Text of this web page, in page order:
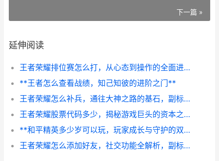
下一篇 »
延伸阅读
王者荣耀排位赛怎么打，从心态到操作的全面进阶指南
**王者怎么查看战绩，知己知彼的进阶之门**
王者荣耀怎么补兵，通往大神之路的基石，副标题，小兵经济里隐藏的制胜哲学
王者荣耀股票代码多少，揭秘游戏巨头的资本之路
**和平精英多少岁可以玩，玩家成长与守护的双重思考**
王者荣耀怎么添加好友，社交功能全解析，副标题，从孤军奋战到团队协作的必备指南